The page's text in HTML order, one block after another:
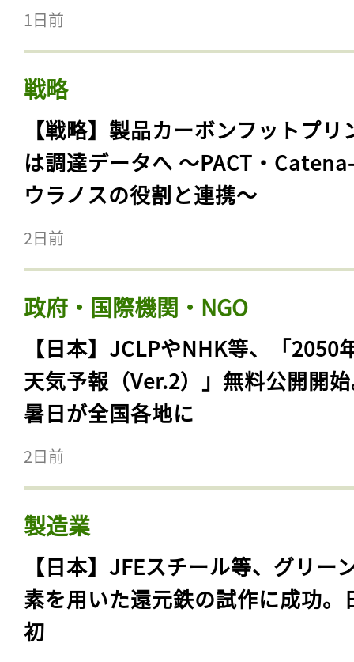
1日前
戦略
【戦略】製品カーボンフットプリ
は調達データへ 〜PACT・
ウラノスの役割と連携〜
2日前
政府・国際機関・NGO
【日本】JCLPやNHK等、「2050
天気予報（Ver.2）」無料公開開
暑日が全国各地に
2日前
製造業
【日本】JFEスチール等、グリー
素を用いた還元鉄の試作に成功。
初